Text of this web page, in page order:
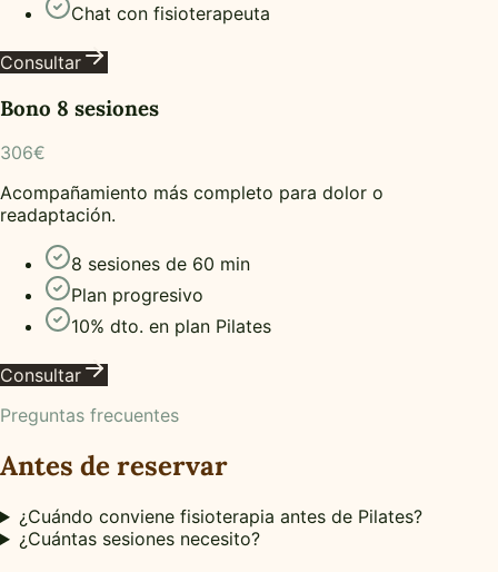
Chat con fisioterapeuta
Consultar
Bono 8 sesiones
306€
Acompañamiento más completo para dolor o
readaptación.
8 sesiones de 60 min
Plan progresivo
10% dto. en plan Pilates
Consultar
Preguntas frecuentes
Antes de reservar
¿Cuándo conviene fisioterapia antes de Pilates?
¿Cuántas sesiones necesito?